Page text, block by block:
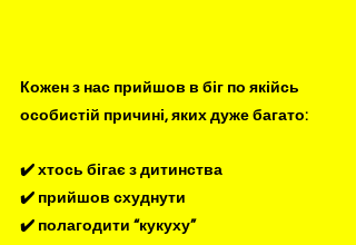
Кожен з нас прийшов в біг по якійсь
особистій причині, яких дуже багато:
✔️ хтось бігає з дитинства
✔️ прийшов схуднути
✔️ полагодити “кукуху”